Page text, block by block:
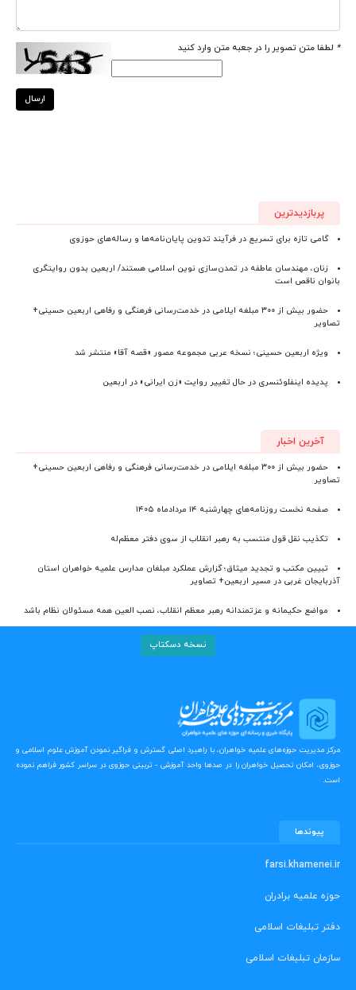
* لطفا متن تصویر را در جعبه متن وارد کنید
ارسال
پربازدیدترین
گامی تازه برای تسریع در فرآیند تدوین پایان‌نامه‌ها و رساله‌های حوزوی
زنان، مهندسان عاطفه در تمدن‌سازی نوین اسلامی هستند/ اربعین بدون روایتگری
بانوان ناقص است
حضور بیش از ۳۰۰ مبلغه ایلامی در خدمت‌رسانی فرهنگی و رفاهی اربعین حسینی+
تصاویر
ویژه اربعین حسینی؛ نسخه عربی مجموعه مصور «قصه آقا» منتشر شد
پدیده اینفلوئنسری در حال تغییر روایت «زن ایرانی» در اربعین
آخرین اخبار
حضور بیش از ۳۰۰ مبلغه ایلامی در خدمت‌رسانی فرهنگی و رفاهی اربعین حسینی+
تصاویر
صفحه نخست روزنامه‌های چهارشنبه ۱۴ مردادماه ۱۴۰۵
تکذیب نقل قول منتسب به رهبر انقلاب از سوی دفتر معظم‌له
تبیین مکتب و تجدید میثاق؛ گزارش عملکرد مبلغان مدارس علمیه خواهران استان
آذربایجان‌ غربی در مسیر اربعین+ تصاویر
مواضع حکیمانه و عزتمندانه رهبر معظم انقلاب، نصب العین همه مسئولان نظام باشد
نسخه دسکتاپ
مرکز مدیریت حوزه‌های علمیه خواهران، با راهبرد اصلی گسترش و فراگیر نمودن آموزش علوم اسلامی و
حوزوی، امکان تحصیل خواهران را در صدها واحد آموزشی - تربیتی حوزوی در سراسر کشور فراهم نموده
است.
پیوندها
farsi.khamenei.ir
حوزه علمیه برادران
دفتر تبلیغات اسلامی
سازمان تبلیغات اسلامی